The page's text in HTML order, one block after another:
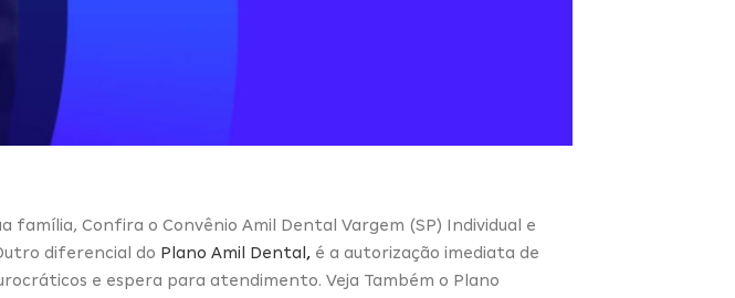
família, Confira o Convênio Amil Dental Vargem (SP) Individual e
diferencial do Plano Amil Dental , é a autorização imediata de
e espera para atendimento. Veja Também o Plano